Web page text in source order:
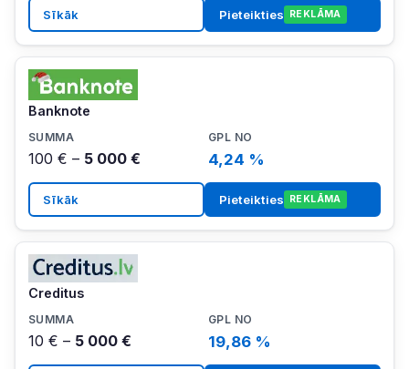
Sīkāk Pieteikties REKLĀMA
Banknote
100 € – 5 000 € 4,24 %
Sīkāk Pieteikties REKLĀMA
Creditus
10 € – 5 000 € 19,86 %